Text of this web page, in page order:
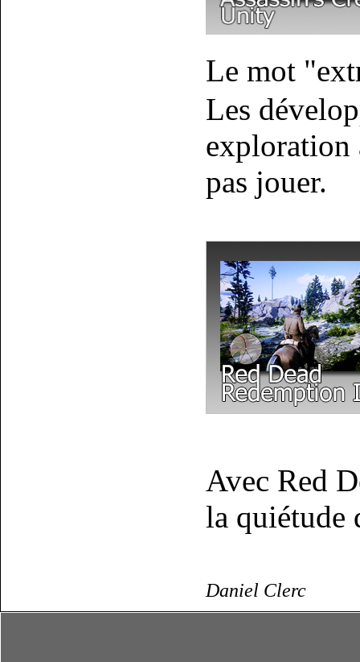
Le mot
Les
exploration
pas jouer.
Avec Red
la quiétude
Daniel Clerc